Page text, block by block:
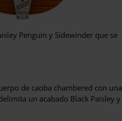
Penguin y Sidewinder que se
de caoba chambered con una
un acabado Black Paisley y